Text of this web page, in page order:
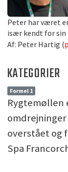
Peter har været
især kendt for sin
Af: Peter Hartig (
KATEGORIER
Formel 1
overstået og
Spa